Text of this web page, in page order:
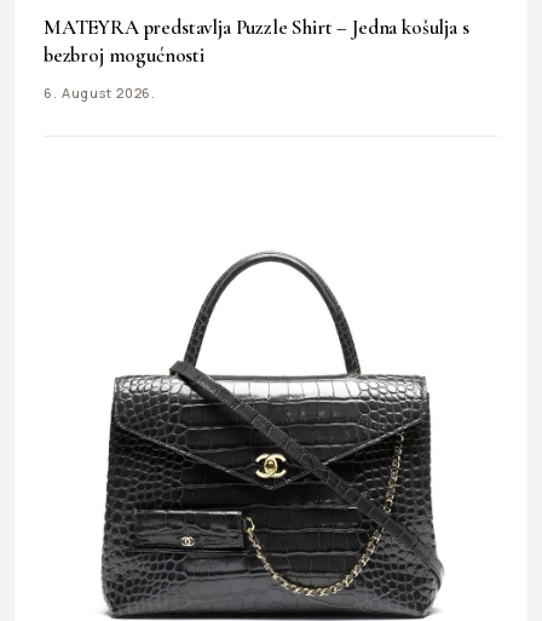
MATEYRA predstavlja Puzzle Shirt – Jedna košulja s
bezbroj mogućnosti
6. August 2026.